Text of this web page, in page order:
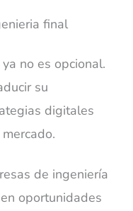
no es opcional.
su
digitales
de ingeniería
oportunidades